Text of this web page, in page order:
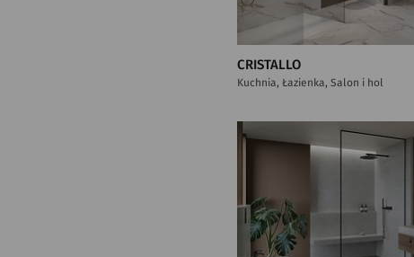
CRISTALLO
Kuchnia, Łazienka, Salon i hol